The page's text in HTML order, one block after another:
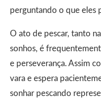
perguntando o que eles
O ato de pescar, tanto
sonhos, é
e perseverança. Assim
vara e espera
sonhar pescando